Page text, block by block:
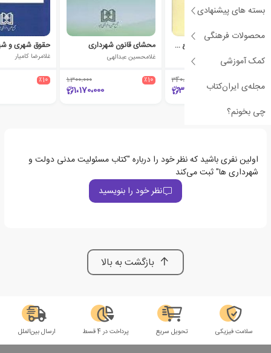
بسته های پیشنهادی
محصولات فرهنگی
کمک آموزشی
مجله‌ی ایران‌کتاب
چی بخونم؟
اصول و قواعد حاکم بر وضع عوارض توسط شوراهای اسلامی
زهرا میرزایی (1363)
340،000
306،000
محشای قانون شهرداری
غلامحسین عبدالهی
٪10 1،300،000
1،170،000
حقوق شهری و
غلامرضا کامیار
٪10
اولین نفری باشید که نظر خود را درباره "کتاب مسئولیت مدنی دولت و
شهرداری ها" ثبت می‌کند
نظر خود را بنویسید
بازگشت به بالا
سلامت فیزیکی تحویل سریع پرداخت در 4 قسط ارسال بین‌الملل